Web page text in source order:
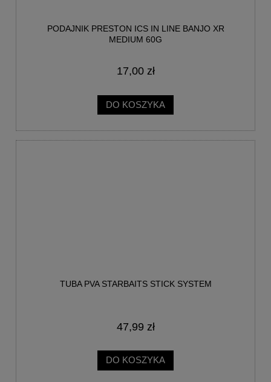
PODAJNIK PRESTON ICS IN LINE BANJO XR
MEDIUM 60G
17,00 zł
DO KOSZYKA
TUBA PVA STARBAITS STICK SYSTEM
47,99 zł
DO KOSZYKA